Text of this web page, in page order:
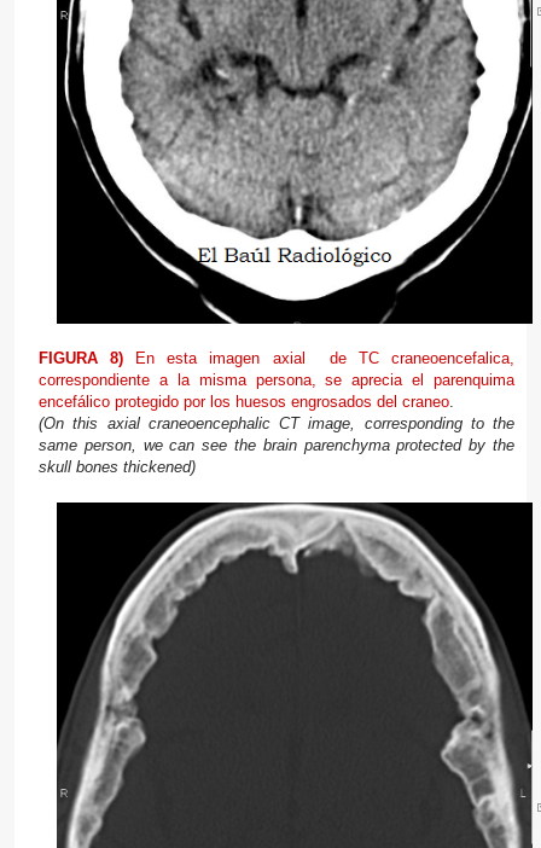
FIGURA 8) En esta imagen axial de TC craneoencefalica,
correspondiente a la misma persona, se aprecia el parenquima
encefálico protegido por los huesos engrosados del craneo.
(On this axial craneoencephalic CT image, corresponding to the
same person, we can see the brain parenchyma protected by the
skull bones thickened)